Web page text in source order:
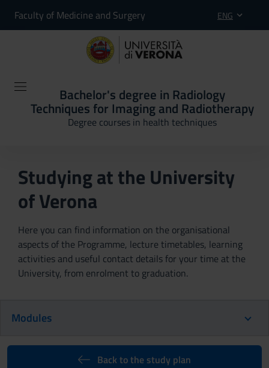
Faculty of Medicine and Surgery ENG
Bachelor's degree in Radiology
Techniques for Imaging and Radiotherapy
Degree courses in health techniques
Studying at the University
of Verona
Here you can find information on the organisational
aspects of the Programme, lecture timetables, learning
activities and useful contact details for your time at the
University, from enrolment to graduation.
Modules
Back to the study plan